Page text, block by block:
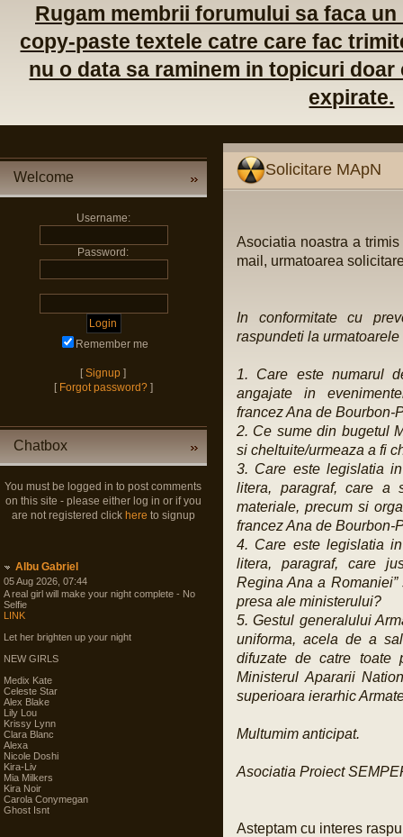
Rugam membrii forumului sa faca
copy-paste textele catre care fac
nu o data sa raminem in topicuri
expirate.
Welcome
Username:
Password:
Remember me
[Signup ]
[ Forgot password? ]
Chatbox
You must be logged in to post comments
on this site - please either log in or if you
are not registered click here to signup
Albu Gabriel
05 Aug 2026, 07:44
A real girl will make your night complete - No
Selfie
LINK
Let her brighten up your night
NEW GIRLS
Medix Kate
Celeste Star
Alex Blake
Lily Lou
Krissy Lynn
Clara Blanc
Alexa
Nicole Doshi
Kira-Liv
Mia Milkers
Kira Noir
Carola Conymegan
Ghost Isnt
Solicitare MApN
Asociatia noastra a
mail, urmatoarea
In conformitate cu
raspundeti la urmatoarele
1. Care este numarul
angajate in
francez Ana de Bourbon-
2. Ce sume din bugetul
si cheltuite/urmeaza a fi
3. Care este legislatia
litera, paragraf, care a
materiale, precum si
francez Ana de Bourbon-
4. Care este legislatia
litera, paragraf, care
Regina Ana a
presa ale ministerului?
5. Gestul generalului
uniforma, acela de a
difuzate de catre toate
Ministerul Apararii
superioara ierarhic
Multumim anticipat.
Asociatia Proiect
Asteptam cu interes